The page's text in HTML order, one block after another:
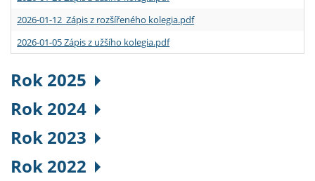
2026-01-12 Zápis z rozšířeného kolegia.pdf
2026-01-05 Zápis z užšího kolegia.pdf
Rok 2025
Rok 2024
Rok 2023
Rok 2022